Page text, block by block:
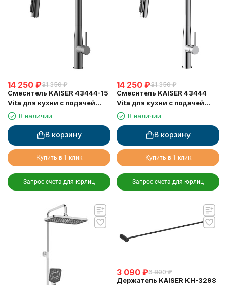
14 250 ₽31 350 ₽
Смеситель KAISER 43444-15
Vita для кухни с подачей
фильтрованной воды и
выдвижной лейкой
В наличии
В корзину
Купить в 1 клик
Запрос счета для юрлиц
14 250 ₽31 350 ₽
Смеситель KAISER 43444
Vita для кухни с подачей
фильтрованной воды и
выдвижной лейкой
В наличии
В корзину
Купить в 1 клик
Запрос счета для юрлиц
3 090 ₽6 800 ₽
Держатель KAISER KH-3298